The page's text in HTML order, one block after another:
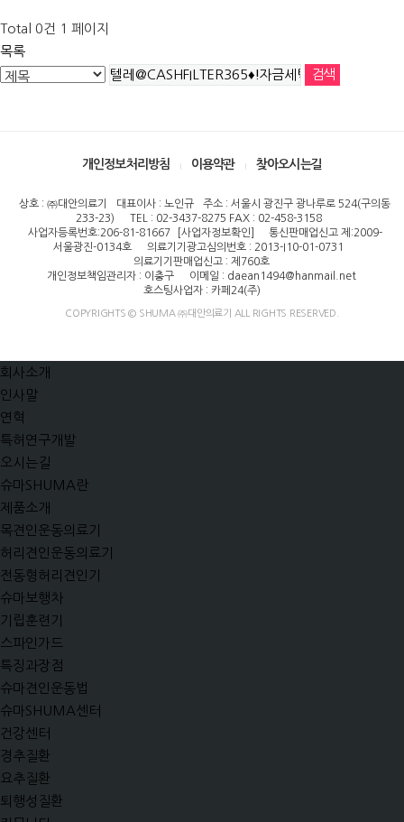
Total 0건 1 페이지
목록
개인정보처리방침 이용약관 찾아오시는길
상호 : ㈜대안의료기 대표이사 : 노인규
주소 : 서울시 광진구 광나루로 524(구의동
233-23)
TEL : 02-3437-8275 FAX : 02-458-3158
사업자등록번호:206-81-81667
[사업자정보확인]
통신판매업신고 제:2009-
서울광진-0134호
의료기기광고심의번호 : 2013-I10-01-0731
의료기기판매업신고 : 제760호
개인정보책임관리자 : 이충구
이메일 : daean1494@hanmail.net
호스팅사업자 : 카페24(주)
COPYRIGHTS © SHUMA ㈜대안의료기 ALL RIGHTS RESERVED.
회사소개
인사말
연혁
특허연구개발
오시는길
슈마SHUMA란
제품소개
목견인운동의료기
허리견인운동의료기
전동형허리견인기
슈마보행차
기립훈련기
스파인가드
특징과장점
슈마견인운동법
슈마SHUMA센터
건강센터
경추질환
요추질환
퇴행성질환